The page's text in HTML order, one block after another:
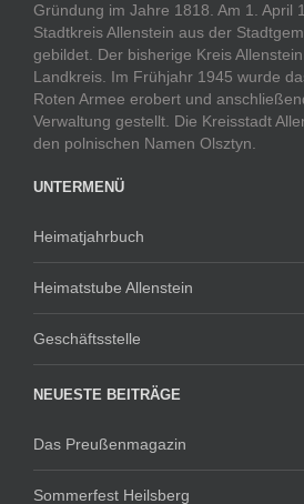
Gründung im Jahre 1818. Am 1. April
Stadtkreis Allenstein aus der
gebildet. Der bisherige Kreis
Landkreis. Im Frühjahr 1945 wurde
Roten Armee erobert und
Verwaltung gestellt. Die Kreisstadt
den polnischen Namen Olsztyn.
UNTERMENÜ
Heimatjahrbuch
Heimatstube Allenstein
Geschäftsstelle
NEUESTE BEITRÄGE
Das Preußenmagazin
Sommerfest Heilsberg